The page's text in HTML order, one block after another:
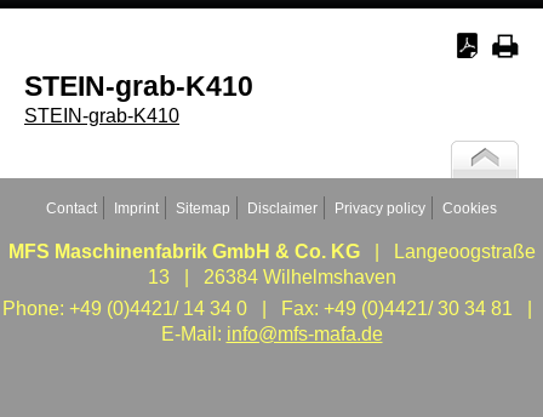
STEIN-grab-K410
STEIN-grab-K410
Contact Imprint Sitemap Disclaimer Privacy policy Cookies
MFS Maschinenfabrik GmbH & Co. KG| Langeoogstraße
13 | 26384 Wilhelmshaven
Phone: +49 (0)4421/ 14 34 0 | Fax: +49 (0)4421/ 30 34 81 |
E-Mail: info@mfs-mafa.de